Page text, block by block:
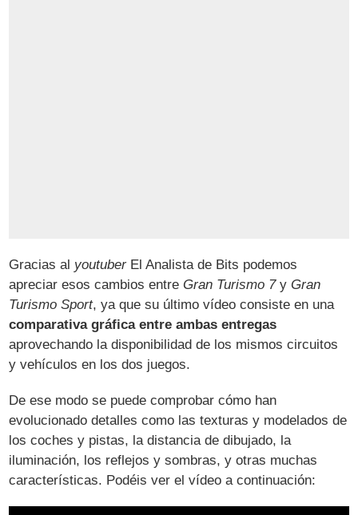
Gracias al youtuberEl Analista de Bits podemos
apreciar esos cambios entreGran Turismo 7yGran
Turismo Sport, ya que su último vídeo consiste en una
comparativa gráfica entre ambas entregas
aprovechando la disponibilidad de los mismos circuitos
y vehículos en los dos juegos.
De ese modo se puede comprobar cómo han
evolucionado detalles como las texturas y modelados de
los coches y pistas, la distancia de dibujado, la
iluminación, los reflejos y sombras, y otras muchas
características. Podéis ver el vídeo a continuación: